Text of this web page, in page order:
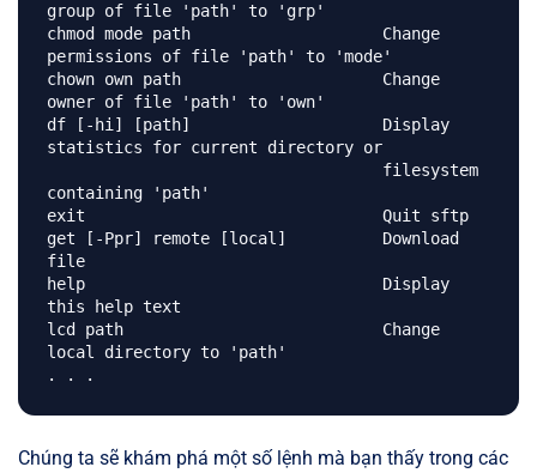
group of file 'path' to 'grp'
chmod mode path                    Change
permissions of file 'path' to 'mode'
chown own path                     Change
owner of file 'path' to 'own'
df [-hi] [path]                    Display
statistics for current directory or
containing 'path'
exit                               Quit sftp
get [-Ppr] remote [local]          Download
file
help                               Display
this help text
lcd path                           Change
local directory to 'path'
Chúng ta sẽ khám phá một số lệnh mà bạn thấy trong các